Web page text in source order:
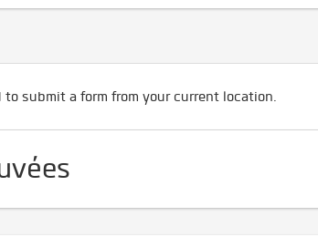
to submit a form from your current location.